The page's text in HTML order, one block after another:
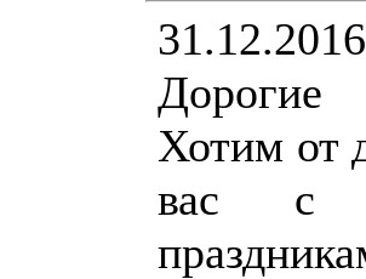
31.12.2016
Хотим от
вас с